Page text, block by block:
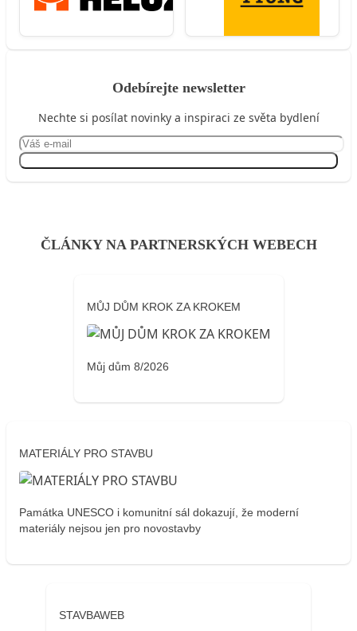
Odebírejte newsletter
Nechte si posílat novinky a inspiraci ze světa bydlení
ČLÁNKY NA PARTNERSKÝCH WEBECH
MŮJ DŮM KROK ZA KROKEM
Můj dům 8/2026
MATERIÁLY PRO STAVBU
Památka UNESCO i komunitní sál dokazují, že moderní
materiály nejsou jen pro novostavby
STAVBAWEB